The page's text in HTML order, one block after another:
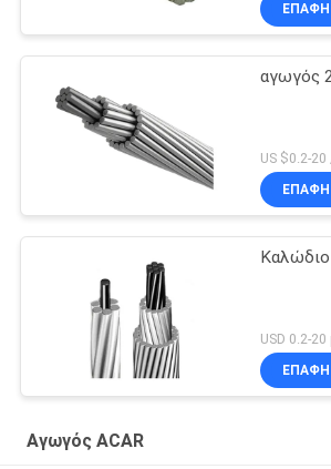
ΕΠΑΦΉ
αγωγός
US $0.2-
ΕΠΑΦΉ
ΕΠΑΦΉ
Αγωγός ACAR